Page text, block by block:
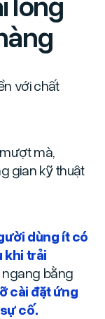
với chất
mà,
gian kỹ thuật
dùng ít có
khi trải
ngang bằng
cài đặt ứng
cố.